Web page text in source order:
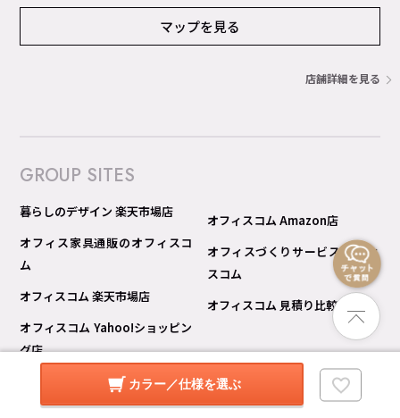
カラー／仕様を選ぶ
マップを見る
店舗詳細を見る
GROUP SITES
暮らしのデザイン 楽天市場店
オフィス家具通販のオフィスコ
ム
オフィスコム 楽天市場店
オフィスコム Yahoo!ショッピン
グ店
オフィスコム Amazon店
オフィスづくりサービス オフィ
スコム
オフィスコム 見積り比較 Pro